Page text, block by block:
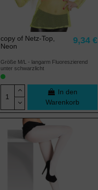
copy of Netz-Top,
Neon
9,34 €
Größe M/L - langarm Fluoreszierend
unter schwarzlicht
In den
Warenkorb